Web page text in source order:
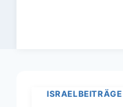
ISRAELBEITRÄGE